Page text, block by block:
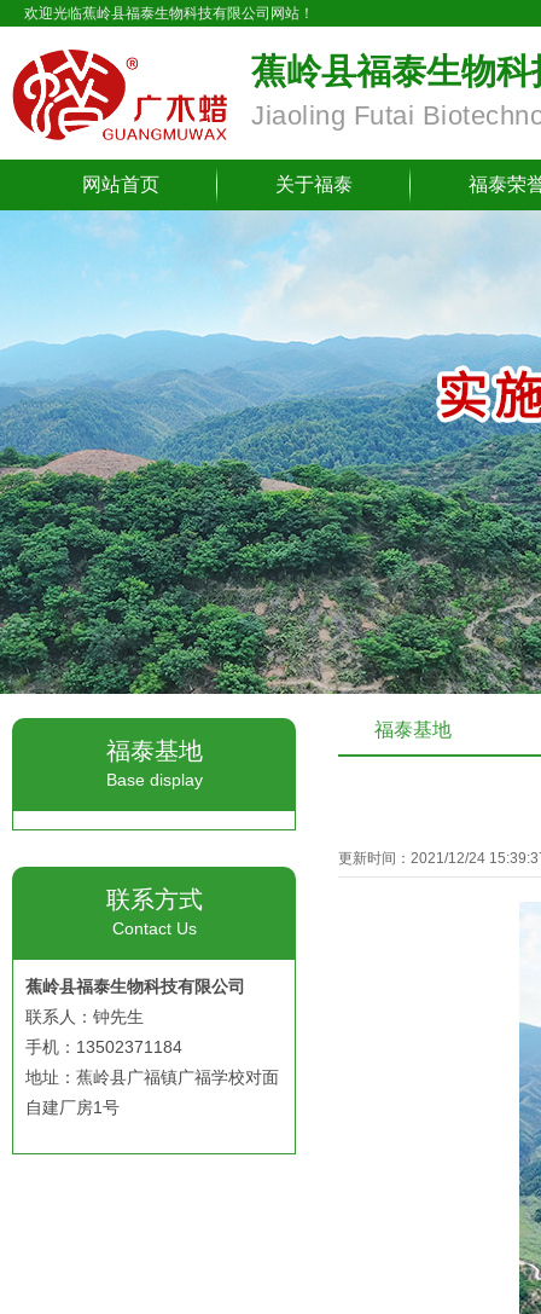
欢迎光临蕉岭县福泰生物科技有限公司网站！
蕉岭县福泰生物
Jiaoling Futai
网站首页 关于福泰 福泰荣
福泰基地
Base display
联系方式
Contact Us
蕉岭县福泰生物科技有限公司
联系人：钟先生
手机：13502371184
地址：蕉岭县广福镇广福学校对面
自建厂房1号
福泰基地
更新时间：2021/12/24